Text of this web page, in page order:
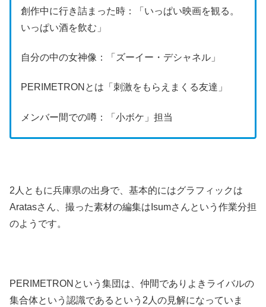
創作中に行き詰まった時：「いっぱい映画を観る。
いっぱい酒を飲む」
自分の中の女神像：「ズーイー・デシャネル」
PERIMETRONとは「刺激をもらえまくる友達」
メンバー間での噂：「小ボケ」担当
2人ともに兵庫県の出身で、基本的にはグラフィックは
Aratasさん、撮った素材の編集はIsumさんという作業分担
のようです。
PERIMETRONという集団は、仲間でありよきライバルの
集合体という認識であるという2人の見解になっていま